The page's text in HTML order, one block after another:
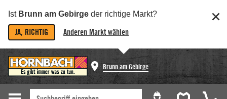
Ist Brunn am Gebirge der richtige Markt?
JA, RICHTIG Anderen Markt wählen
Brunn am Gebirge